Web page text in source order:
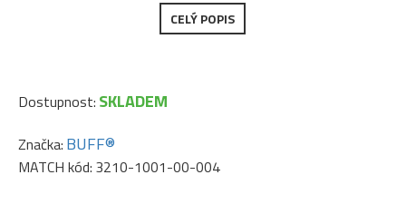
CELÝ POPIS
Dostupnost: SKLADEM
Značka: BUFF®
MATCH kód: 3210-1001-00-004